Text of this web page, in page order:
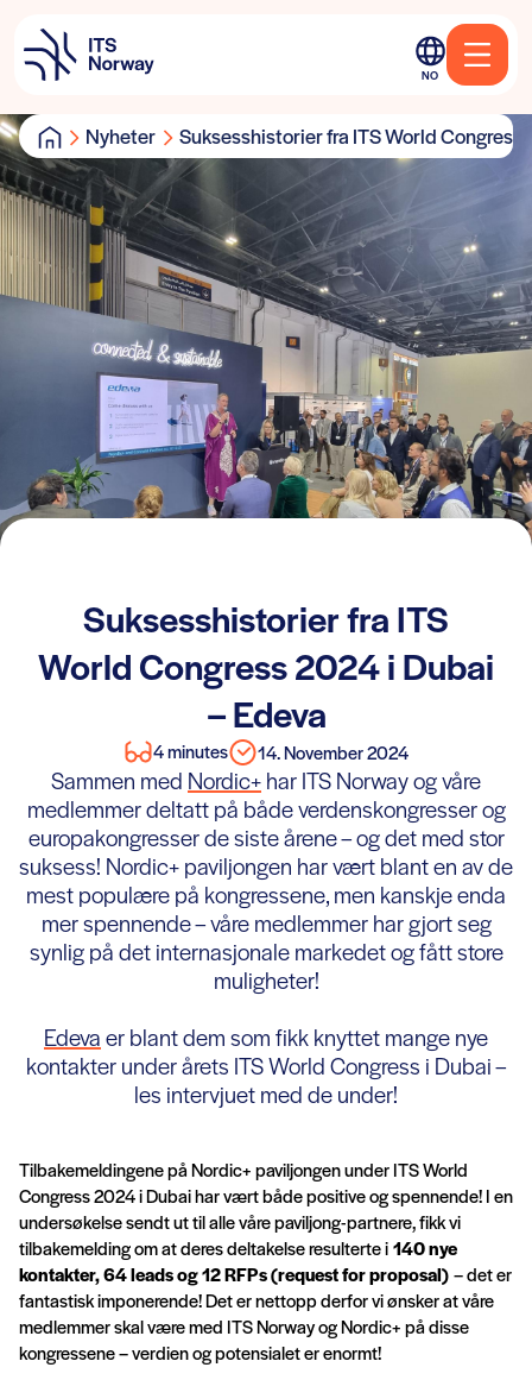
NO
Nyheter Suksesshistorier fra ITS World
Suksesshistorier fra ITS
World Congress 2024 i Dubai
– Edeva
4 minutes 14. November 2024
Sammen med Nordic+har ITS Norway og våre
medlemmer deltatt på både verdenskongresser og
europakongresser de siste årene – og det med stor
suksess! Nordic+ paviljongen har vært blant en av de
mest populære på kongressene, men kanskje enda
mer spennende – våre medlemmer har gjort seg
synlig på det internasjonale markedet og fått store
muligheter!
Edevaer blant dem som fikk knyttet mange nye
kontakter under årets ITS World Congress i Dubai –
les intervjuet med de under!
Tilbakemeldingene på Nordic+ paviljongen under ITS World
Congress 2024 i Dubai har vært både positive og spennende! I en
undersøkelse sendt ut til alle våre paviljong-partnere, fikk vi
tilbakemelding om at deres deltakelse resulterte i140 nye
kontakter, 64 leads og 12 RFPs (request for proposal)– det er
fantastisk imponerende! Det er nettopp derfor vi ønsker at våre
medlemmer skal være med ITS Norway og Nordic+ på disse
kongressene – verdien og potensialet er enormt!